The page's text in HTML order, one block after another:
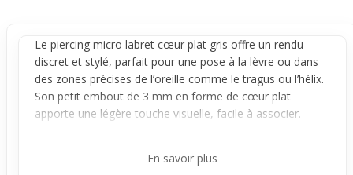
Le piercing micro labret cœur plat gris offre un rendu
discret et stylé, parfait pour une pose à la lèvre ou dans
des zones précises de l’oreille comme letragus ou l’hélix.
Son petit embout de 3 mm en forme de cœur plat
apporte une légère touche visuelle, facile à associer.
En savoir plus